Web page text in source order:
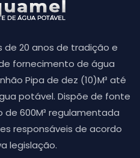
de 20 anos de tradição e
fornecimento de água
Pipa de dez (10)M³ até
potável. Dispõe de fonte
600M³ regulamentada
responsáveis de acordo
legislação.